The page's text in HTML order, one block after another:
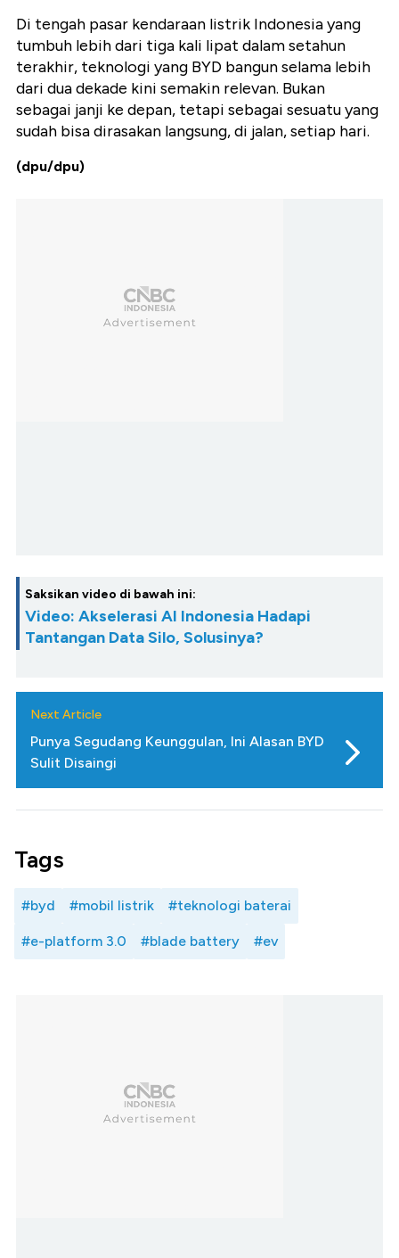
Di tengah pasar kendaraan listrik Indonesia yang
tumbuh lebih dari tiga kali lipat dalam setahun
terakhir, teknologi yang BYD bangun selama lebih
dari dua dekade kini semakin relevan. Bukan
sebagai janji ke depan, tetapi sebagai sesuatu yang
sudah bisa dirasakan langsung, di jalan, setiap hari.
(dpu/dpu)
Saksikan video di bawah ini:
Video: Akselerasi AI Indonesia Hadapi
Tantangan Data Silo, Solusinya?
Next Article
Punya Segudang Keunggulan, Ini Alasan BYD
Sulit Disaingi
Tags
#byd #mobil listrik #teknologi baterai
#e-platform 3.0 #blade battery #ev